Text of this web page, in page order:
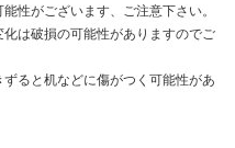
性がございます、ご注意下さい。
は破損の可能性がありますのでご
ると机などに傷がつく可能性があ